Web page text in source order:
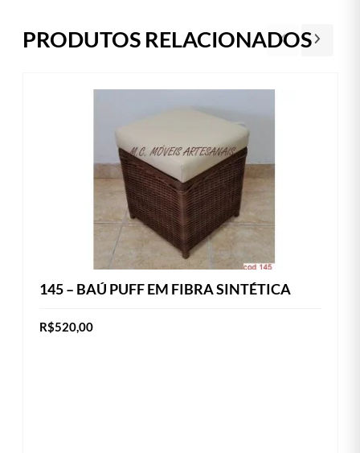
PRODUTOS RELACIONADOS
145 – BAÚ PUFF EM FIBRA SINTÉTICA
R$520,00